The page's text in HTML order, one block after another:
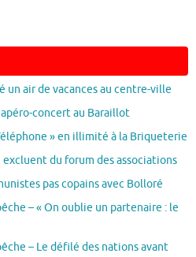
un air de vacances au centre-ville
concert au Baraillot
» en illimité à la Briqueterie
excluent du forum des associations
pas copains avec Bolloré
– « On oublie un partenaire : le
– Le défilé des nations avant